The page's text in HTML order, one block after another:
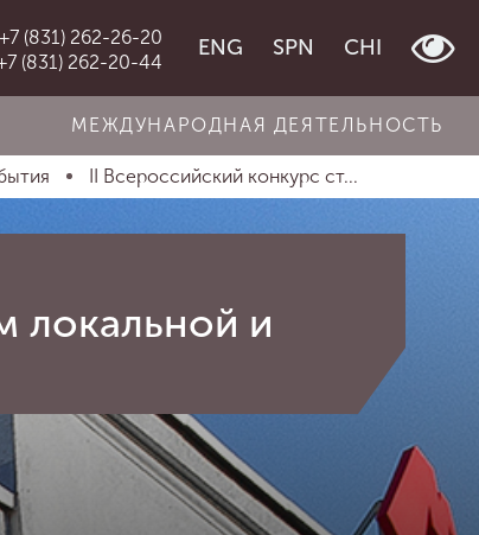
+7 (831) 262-26-20
(831) 262-20-44
ENG SPN CHI
МЕЖДУНАРОДНАЯ ДЕЯТЕЛЬНОСТЬ
II Всероссийский конкурс ст...
локальной и